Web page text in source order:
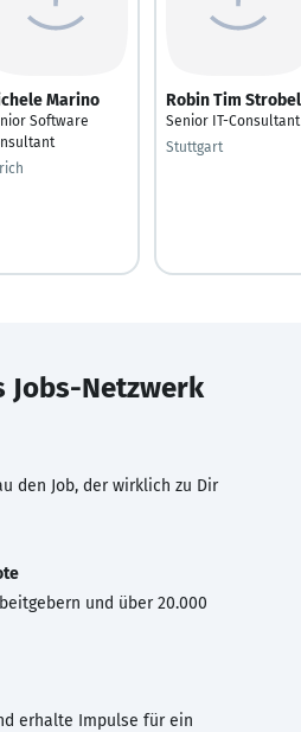
Marino
Software
Robin Tim Strobel
Senior IT-Consultant
Stuttgart
Jobs-Netzwerk
den Job, der wirklich zu Dir
und über 20.000
erhalte Impulse für ein